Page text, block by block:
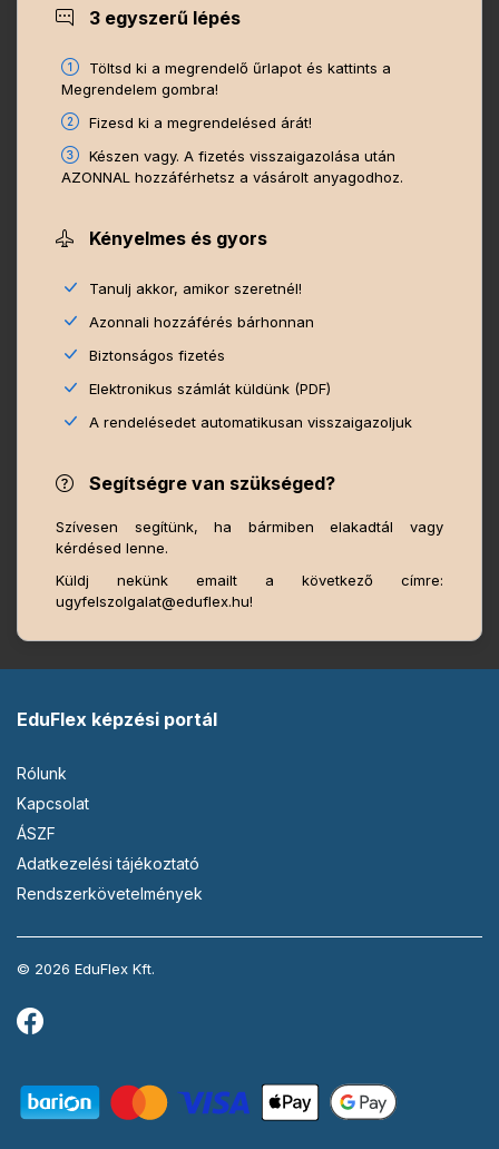
3 egyszerű lépés
Töltsd ki a megrendelő űrlapot és kattints a
Megrendelem gombra!
Fizesd ki a megrendelésed árát!
Készen vagy. A fizetés visszaigazolása után
AZONNAL hozzáférhetsz a vásárolt anyagodhoz.
Kényelmes és gyors
Tanulj akkor, amikor szeretnél!
Azonnali hozzáférés bárhonnan
Biztonságos fizetés
Elektronikus számlát küldünk (PDF)
A rendelésedet automatikusan visszaigazoljuk
Segítségre van szükséged?
Szívesen segítünk, ha bármiben elakadtál vagy
kérdésed lenne.
Küldj nekünk emailt a következő címre:
ugyfelszolgalat@eduflex.hu!
EduFlex képzési portál
Rólunk
Kapcsolat
ÁSZF
Adatkezelési tájékoztató
Rendszerkövetelmények
© 2026 EduFlex Kft.